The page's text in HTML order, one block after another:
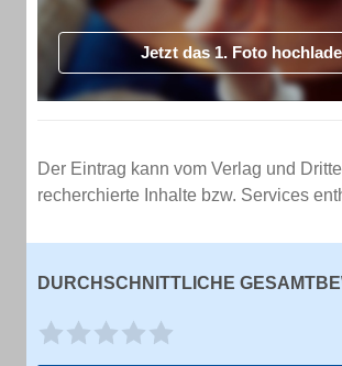
Jetzt das 1. Foto
Der Eintrag kann vom Verlag und
recherchierte Inhalte bzw. Services
DURCHSCHNITTLICHE